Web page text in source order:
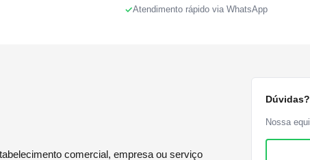
Atendimento rápido via WhatsApp
comercial, empresa ou serviço
Nossa